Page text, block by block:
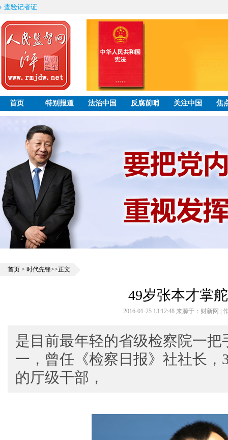
查验记者证
首页 特别报道 法治中国 反腐前哨 关注中国 焦
首页 > 时代先锋>>正文
49岁张本才掌
2016-01-25 13:12:48 来源于：财新网 |
是目前最年轻的省级检察院一
一，曾任《检察日报》社社长
的厅级干部，